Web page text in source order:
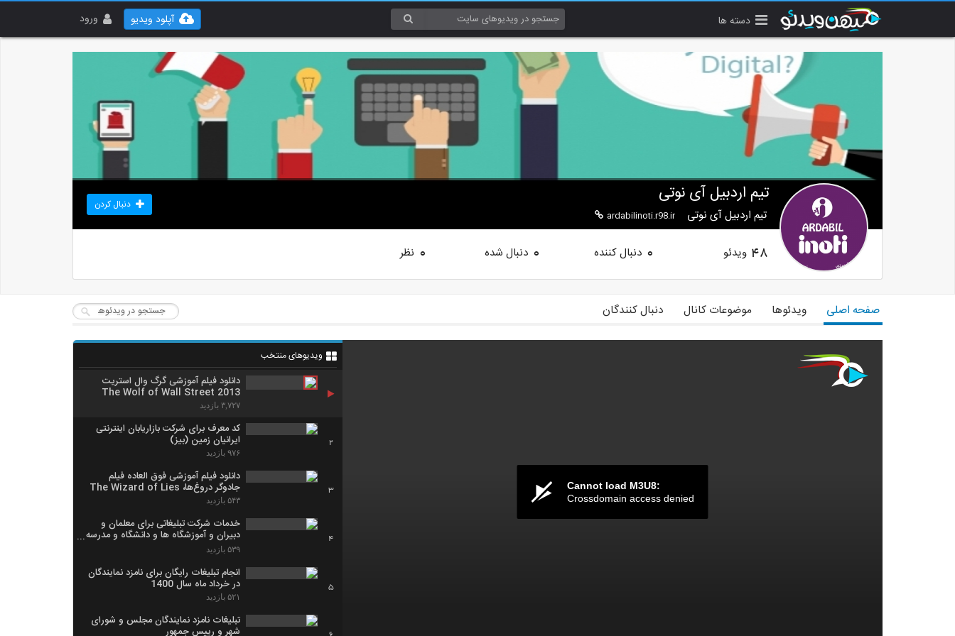
دسته ها ورود آپلود ویدیو
تیم اردبیل آی نوتی
تیم اردبیل آی نوتی ardabilinoti.r98.ir
دنبال کردن
48 ویدئو 0 دنبال کننده 0 دنبال شده 0 نظر
صفحه اصلی ویدئوها موضوعات کانال دنبال کنندگان
Cannot load M3U8:
Crossdomain access denied
ویدیوهای منتخب
دانلود فیلم آموزشی گرگ وال استریت
The Wolf of Wall Street 2013
۳,۷۲۷ بازدید
2
کد معرف برای شرکت بازاریابان اینترنتی
ایرانیان زمین (بیز)
۹۷۶ بازدید
3
دانلود فیلم آموزشی فوق العاده فیلم
جادوگر دروغ‌ها، The Wizard of Lies
۵۴۳ بازدید
4
خدمات شرکت تبلیغاتی برای معلمان و
دبیران و آموزشگاه ها و دانشگاه و مدرسه
و هنرستان
۵۳۹ بازدید
5
انجام تبلیغات رایگان برای نامزد نمایندگان
در خرداد ماه سال 1400
۵۲۱ بازدید
6
تبلیغات نامزد نمایندگان مجلس و شورای
شهر و رییس جمهور